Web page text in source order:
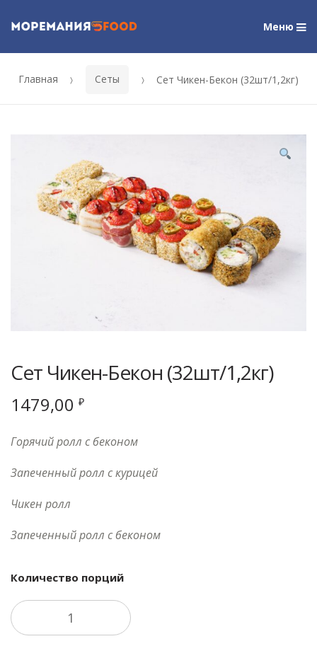
Skip
to
navigation
Skip
to
content
Меню
Главная Сеты Сет Чикен-Бекон (32шт/1,2кг)
Сет Чикен-Бекон (32шт/1,2кг)
1479,00 ₽
Горячий ролл с беконом
Запеченный ролл с курицей
Чикен ролл
Запеченный ролл с беконом
Количество порций